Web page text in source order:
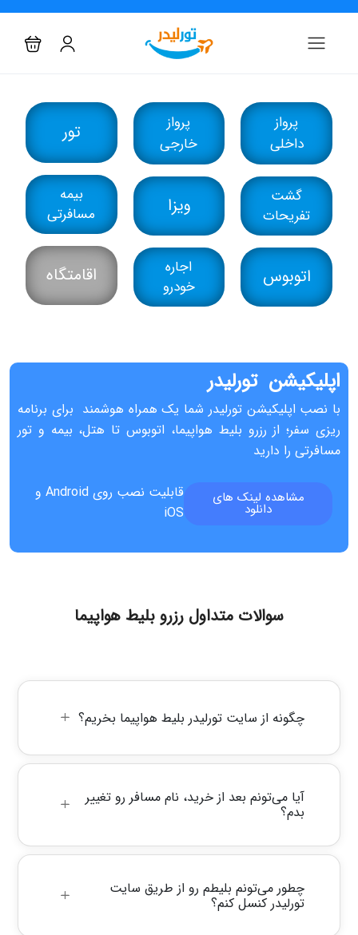
پرواز
داخلی
گشت
تفریحات
اتوبوس
پرواز
خارجی
ویزا
اجاره
خودرو
تور
بیمه
مسافرتی
اقامتگاه
اپلیکیشن ‌تورلیدر
با نصب اپلیکیشن تورلیدر شما یک همراه هوشمند برای برنامه‌
ریزی سفر؛ از رزرو بلیط هواپیما، اتوبوس تا هتل، بیمه و تور
مسافرتی را دارید
مشاهده لینک های
دانلود
قابلیت نصب روی Android و
iOS
سوالات متداول رزرو بلیط هواپیما
چگونه از سایت تورلیدر بلیط هواپیما بخریم؟
آیا می‌تونم بعد از خرید، نام مسافر رو تغییر
بدم؟
چطور می‌تونم بلیطم رو از طریق سایت
تورلیدر کنسل کنم؟